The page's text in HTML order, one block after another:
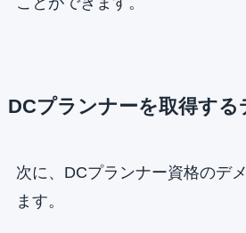
DCプランナーを取得する
次に、DCプランナー資格のデ
ます。